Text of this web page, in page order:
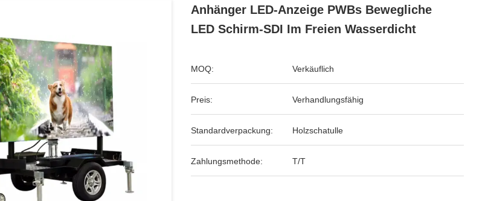
Anhänger LED-Anzeige PWBs Bewegliche
LED Schirm-SDI Im Freien Wasserdicht
MOQ: Verkäuflich
Preis: Verhandlungsfähig
Standardverpackung: Holzschatulle
Zahlungsmethode: T/T